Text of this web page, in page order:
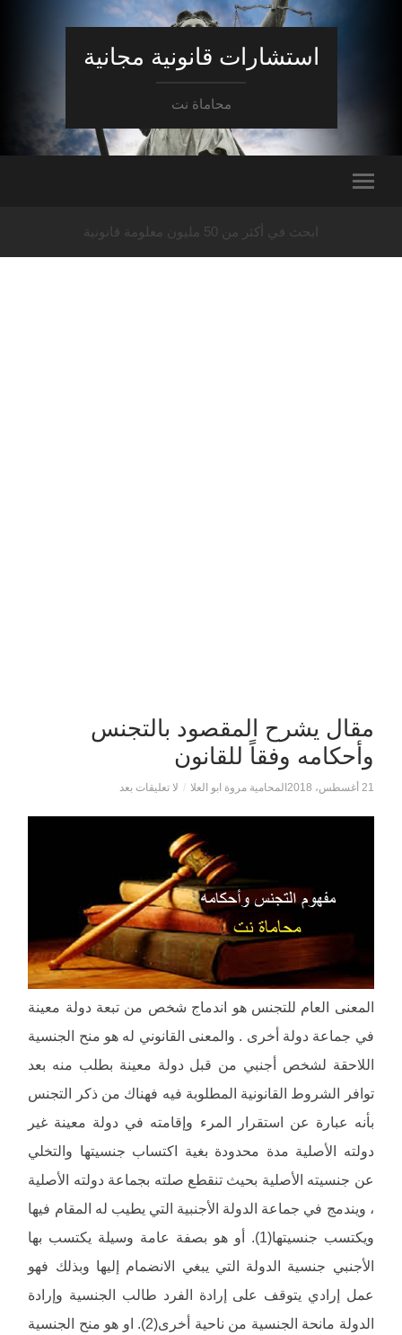
استشارات قانونية مجانية
محاماة نت
ابحث في أكثر من 50 مليون معلومة قانونية
مقال يشرح المقصود بالتجنس
وأحكامه وفقاً للقانون
21 أغسطس، 2018 المحامية مروة ابو العلا / لا تعليقات بعد
المعنى العام للتجنس هو اندماج شخص من تبعة دولة معينة
في جماعة دولة أخرى . والمعنى القانوني له هو منح الجنسية
اللاحقة لشخص أجنبي من قبل دولة معينة بطلب منه بعد
توافر الشروط القانونية المطلوبة فيه فهناك من ذكر التجنس
بأنه عبارة عن استقرار المرء وإقامته في دولة معينة غير
دولته الأصلية مدة محدودة بغية اكتساب جنسيتها والتخلي
عن جنسيته الأصلية بحيث تنقطع صلته بجماعة دولته الأصلية
، ويندمج في جماعة الدولة الأجنبية التي يطيب له المقام فيها
ويكتسب جنسيتها(1). أو هو بصفة عامة وسيلة يكتسب بها
الأجنبي جنسية الدولة التي يبغي الانضمام إليها وبذلك فهو
عمل إرادي يتوقف على إرادة الفرد طالب الجنسية وإرادة
الدولة مانحة الجنسية من ناحية أخرى(2). او هو منح الجنسية